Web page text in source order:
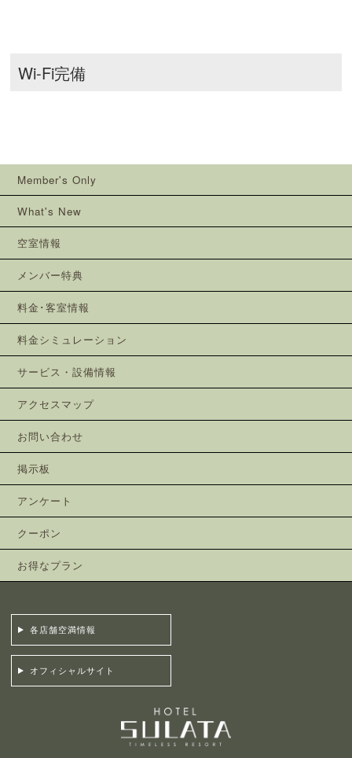
Wi-Fi完備
Member's Only
What's New
空室情報
メンバー特典
料金･客室情報
料金シミュレーション
サービス・設備情報
アクセスマップ
お問い合わせ
掲示板
アンケート
クーポン
お得なプラン
各店舗空満情報
オフィシャルサイト